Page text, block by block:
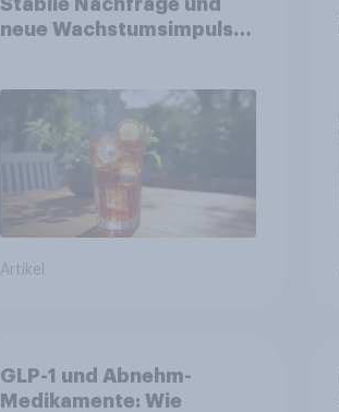
neue Wachstumsimpulse
Artikel
GLP-1 und Abnehm-
Medikamente: Wie